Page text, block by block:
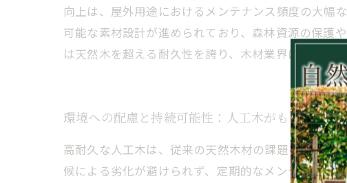
向上は、屋外用途におけるメンテナンス頻度の大幅
可能な素材設計が進められており、森林資源の保護
は天然木を超える耐久性を誇り、木材業界における
環境への配慮と持続可能性：人工木がもたらす未
高耐久な人工木は、従来の天然木材の課題を解決す
候による劣化が避けられず、定期的なメンテナンス